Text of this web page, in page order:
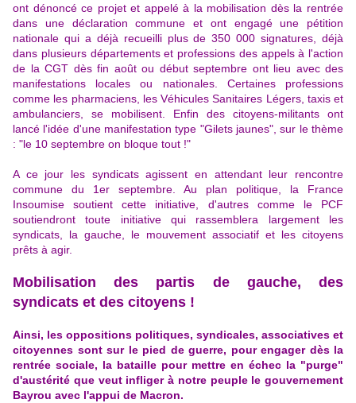
ont dénoncé ce projet et appelé à la mobilisation dès la rentrée
dans une déclaration commune et ont engagé une pétition
nationale qui a déjà recueilli plus de 350 000 signatures, déjà
dans plusieurs départements et professions des appels à l'action
de la CGT dès fin août ou début septembre ont lieu avec des
manifestations locales ou nationales. Certaines professions
comme les pharmaciens, les Véhicules Sanitaires Légers, taxis et
ambulanciers, se mobilisent. Enfin des citoyens-militants ont
lancé l'idée d'une manifestation type "Gilets jaunes", sur le thème
: "le 10 septembre on bloque tout !"
A ce jour les syndicats agissent en attendant leur rencontre
commune du 1er septembre. Au plan politique, la France
Insoumise soutient cette initiative, d'autres comme le PCF
soutiendront toute initiative qui rassemblera largement les
syndicats, la gauche, le mouvement associatif et les citoyens
prêts à agir.
Mobilisation des partis de gauche, des
syndicats et des citoyens !
Ainsi, les oppositions politiques, syndicales, associatives et
citoyennes sont sur le pied de guerre, pour engager dès la
rentrée sociale, la bataille pour mettre en échec la "purge"
d'austérité que veut infliger à notre peuple le gouvernement
Bayrou avec l'appui de Macron.